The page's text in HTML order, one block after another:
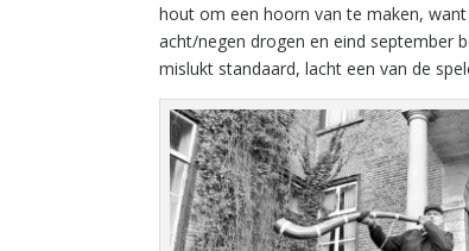
hout om een hoorn van te maken,
acht/negen drogen en eind september
mislukt standaard, lacht een van de